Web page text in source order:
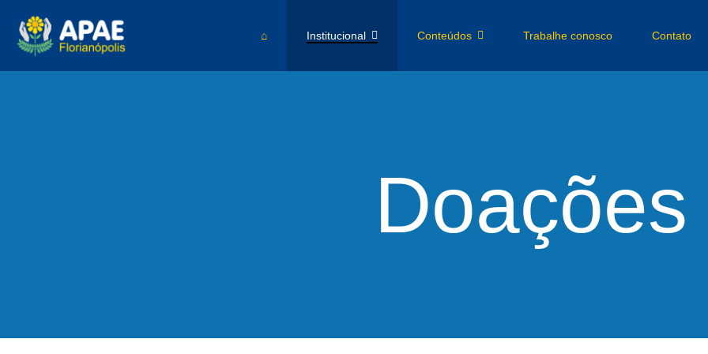
⌂ Institucional Conteúdos Trabalhe conosco Contato
Doações